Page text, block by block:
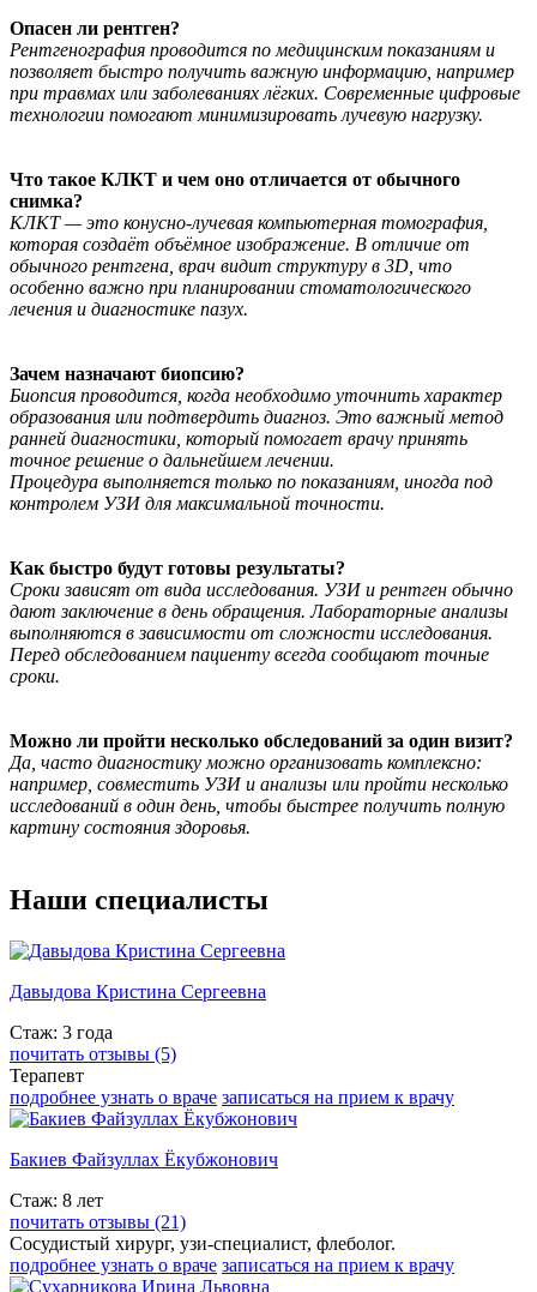
Опасен ли рентген?
Рентгенография проводится по медицинским показаниям и
позволяет быстро получить важную информацию, например
при травмах или заболеваниях лёгких. Современные цифровые
технологии помогают минимизировать лучевую нагрузку.
Что такое КЛКТ и чем оно отличается от обычного
снимка?
КЛКТ — это конусно-лучевая компьютерная томография,
которая создаёт объёмное изображение. В отличие от
обычного рентгена, врач видит структуру в 3D, что
особенно важно при планировании стоматологического
лечения и диагностике пазух.
Зачем назначают биопсию?
Биопсия проводится, когда необходимо уточнить характер
образования или подтвердить диагноз. Это важный метод
ранней диагностики, который помогает врачу принять
точное решение о дальнейшем лечении.
Процедура выполняется только по показаниям, иногда под
контролем УЗИ для максимальной точности.
Как быстро будут готовы результаты?
Сроки зависят от вида исследования. УЗИ и рентген обычно
дают заключение в день обращения. Лабораторные анализы
выполняются в зависимости от сложности исследования.
Перед обследованием пациенту всегда сообщают точные
сроки.
Можно ли пройти несколько обследований за один визит?
Да, часто диагностику можно организовать комплексно:
например, совместить УЗИ и анализы или пройти несколько
исследований в один день, чтобы быстрее получить полную
картину состояния здоровья.
Наши специалисты
Давыдова Кристина Сергеевна
Стаж: 3 года
почитать отзывы (5)
Терапевт
подробнее узнать о враче записаться на прием к врачу
Бакиев Файзуллах Ёкубжонович
Стаж: 8 лет
почитать отзывы (21)
Сосудистый хирург, узи-специалист, флеболог.
подробнее узнать о враче записаться на прием к врачу